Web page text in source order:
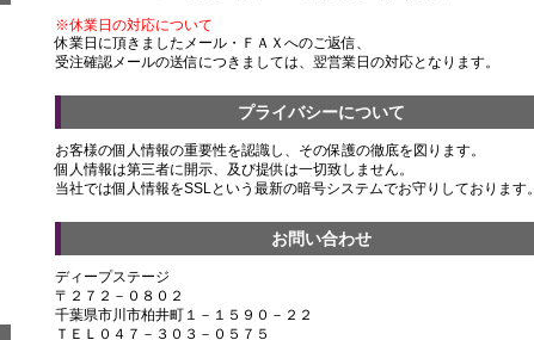
※休業日の対応について
休業日に頂きましたメール・ＦＡＸへのご返信、
受注確認メールの送信につきましては、翌営業日の対応となります。
プライバシーについて
お客様の個人情報の重要性を認識し、その保護の徹底を図ります。
個人情報は第三者に開示、及び提供は一切致しません。
当社では個人情報をSSLという最新の暗号システムでお守りしております。
お問い合わせ
ディープステージ
〒２７２－０８０２
千葉県市川市柏井町１－１５９０－２２
ＴＥＬ０４７－３０３－０５７５